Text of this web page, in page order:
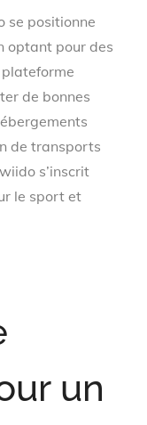
se positionne
optant pour des
de bonnes
de transports
s’inscrit
le sport et
un